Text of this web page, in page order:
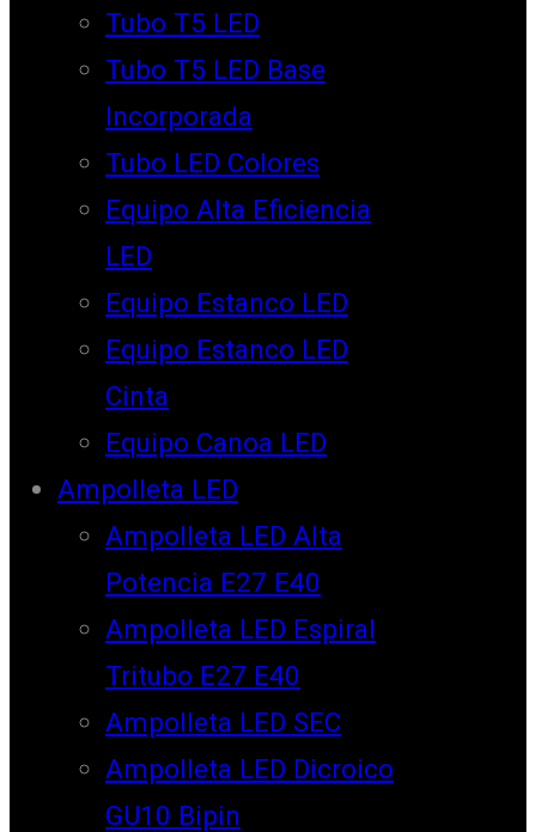
Tubo T5 LED
Tubo T5 LED Base
Incorporada
Tubo LED Colores
Equipo Alta Eficiencia
LED
Equipo Estanco LED
Equipo Estanco LED
Cinta
Equipo Canoa LED
Ampolleta LED
Ampolleta LED Alta
Potencia E27 E40
Ampolleta LED Espiral
Tritubo E27 E40
Ampolleta LED SEC
Ampolleta LED Dicroico
GU10 Bipin